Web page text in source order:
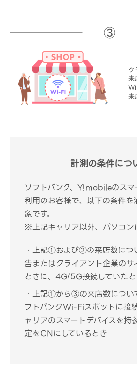
計測の条件につ
ソフトバンク、Y!mobileのスマ
利用のお客様で、以下の条件を
象です。
※上記キャリア以外、パソコン
・上記①および②の来店数につ
告またはクライアント企業のサ
ときに、4G/5G接続していた
・上記①から③の来店数につい
フトバンクWi-Fiスポットに接
ャリアのスマートデバイスを
定をONにしているとき